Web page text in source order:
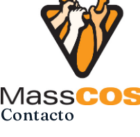
Contacto